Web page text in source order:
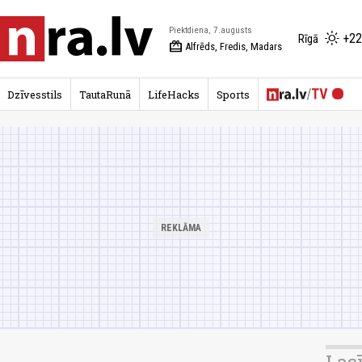
Piektdiena, 7.augusts
redeem Alfrēds, Fredis, Madars
Rīgā
Dzīvesstils TautaRunā LifeHacks Sports